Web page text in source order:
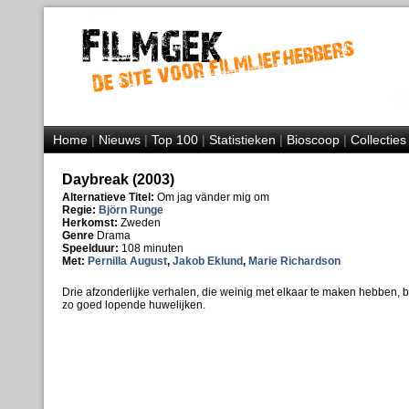
Home|Nieuws|Top 100|Statistieken|Bioscoop|Collecties
Daybreak (2003)
Alternatieve Titel: Om jag vänder mig om
Regie: Björn Runge
Herkomst: Zweden
Genre Drama
Speelduur: 108 minuten
Met: Pernilla August, Jakob Eklund, Marie Richardson
Drie afzonderlijke verhalen, die weinig met elkaar te maken hebben,
zo goed lopende huwelijken.